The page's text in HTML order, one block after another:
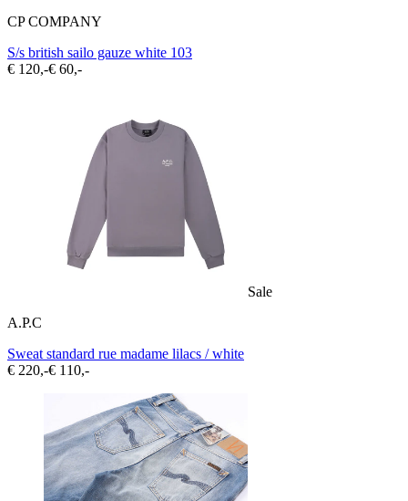
CP COMPANY
S/s british sailo gauze white 103
€ 120,-€ 60,-
Sale
A.P.C
Sweat standard rue madame lilacs / white
€ 220,-€ 110,-